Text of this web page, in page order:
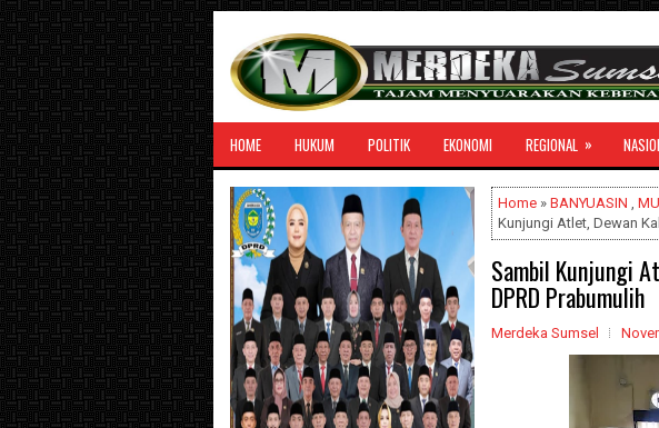
HOME HUKUM POLITIK EKONOMI REGIONAL »
Home » BANYUASIN ,
Kunjungi Atlet, Dewan
Sambil Kunjungi
DPRD Prabumulih
Merdeka Sumsel